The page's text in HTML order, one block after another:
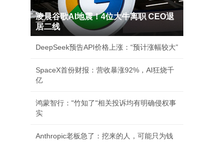
凌晨谷歌AI地震！4位大牛离职 CEO退
居二线
DeepSeek预告API价格上涨：“预计涨幅较大”
SpaceX首份财报：营收暴涨92%，AI狂烧千
亿
鸿蒙智行："竹知了"相关投诉均有明确侵权事
实
Anthropic老板急了：挖来的人，可能只为钱